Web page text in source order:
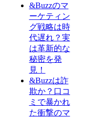
&Buzzのマ
ーケティン
グ戦略は時
代遅れ？実
は革新的な
秘密を発
見！
&Buzzは詐
欺か？口コ
ミで暴かれ
た衝撃のマ